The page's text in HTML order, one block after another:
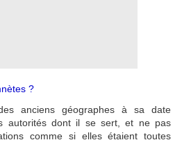
?
anciens géographes à sa date
autorités dont il se sert, et ne pas
comme si elles étaient toutes